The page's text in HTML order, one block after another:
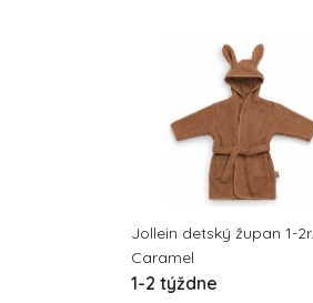
Jollein detský župan 1-2r.
Caramel
1-2 týždne